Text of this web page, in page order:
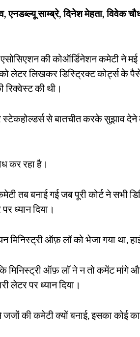
एनडब्ल्यू साम्ब्रे, दिनेश मेहता, विवेक
की कोऑर्डिनेशन कमेटी ने
लेटर लिखकर डिस्ट्रिक्ट कोर्ट्स के
की थी।
से बातचीत करके सुझाव देने
कर रहा है।
तब बनाई गई जब पूरी कोर्ट ने सभी
ध्यान दिया।
ऑफ़ लॉ को भेजा गया था,
मिनिस्ट्री ऑफ़ लॉ ने न तो कमेंट मांगे
लेटर पर ध्यान दिया।
जजों की कमेटी क्यों बनाई, इसका कोई